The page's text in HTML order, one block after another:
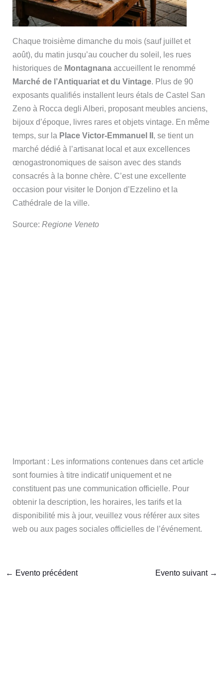
Chaque troisième dimanche du mois (sauf juillet et
août), du matin jusqu’au coucher du soleil, les rues
historiques de Montagnanaaccueillent le renommé
Marché de l’Antiquariat et du Vintage. Plus de 90
exposants qualifiés installent leurs étals de Castel San
Zeno à Rocca degli Alberi, proposant meubles anciens,
bijoux d’époque, livres rares et objets vintage. En même
temps, sur la Place Victor-Emmanuel II , se tient un
marché dédié à l’artisanat local et aux excellences
œnogastronomiques de saison avec des stands
consacrés à la bonne chère. C’est une excellente
occasion pour visiter le Donjon d’Ezzelino et la
Cathédrale de la ville.
Source: Regione Veneto
Important : Les informations contenues dans cet article
sont fournies à titre indicatif uniquement et ne
constituent pas une communication officielle. Pour
obtenir la description, les horaires, les tarifs et la
disponibilité mis à jour, veuillez vous référer aux sites
web ou aux pages sociales officielles de l’événement.
← Evento précédent Evento suivant →